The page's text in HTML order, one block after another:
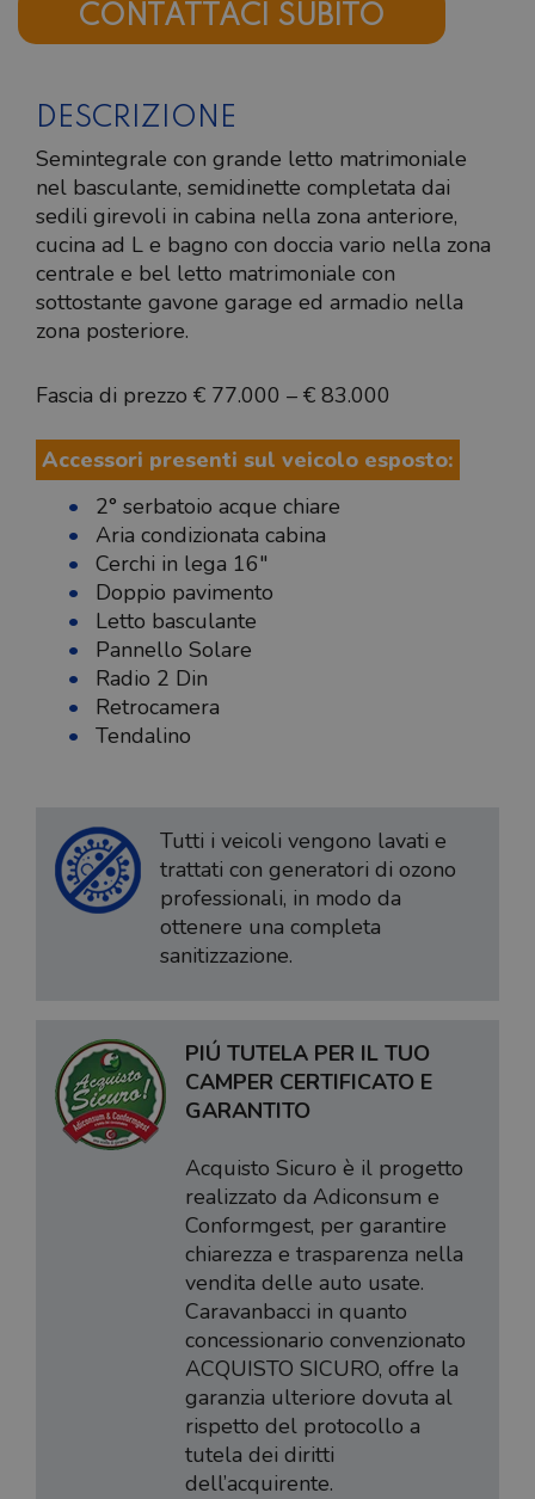
CONTATTACI SUBITO
DESCRIZIONE
Semintegrale con grande letto matrimoniale
nel basculante, semidinette completata dai
sedili girevoli in cabina nella zona anteriore,
cucina ad L e bagno con doccia vario nella zona
centrale e bel letto matrimoniale con
sottostante gavone garage ed armadio nella
zona posteriore.
Fascia di prezzo € 77.000 – € 83.000
Accessori presenti sul veicolo esposto:
2° serbatoio acque chiare
Aria condizionata cabina
Cerchi in lega 16"
Doppio pavimento
Letto basculante
Pannello Solare
Radio 2 Din
Retrocamera
Tendalino
Tutti i veicoli vengono lavati e
trattati con generatori di ozono
professionali, in modo da
ottenere una completa
sanitizzazione.
PIÚ TUTELA PER IL TUO
CAMPER CERTIFICATO E
GARANTITO
Acquisto Sicuro è il progetto
realizzato da Adiconsum e
Conformgest, per garantire
chiarezza e trasparenza nella
vendita delle auto usate.
Caravanbacci in quanto
concessionario convenzionato
ACQUISTO SICURO, offre la
garanzia ulteriore dovuta al
rispetto del protocollo a
tutela dei diritti
dell’acquirente.